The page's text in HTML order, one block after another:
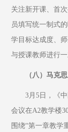
关注新开课、首
员填写统一制式
学目标达成度、
与授课教师进行一
（八）马克
3月5日，《
会议在A2教学楼
围绕“第一章教学